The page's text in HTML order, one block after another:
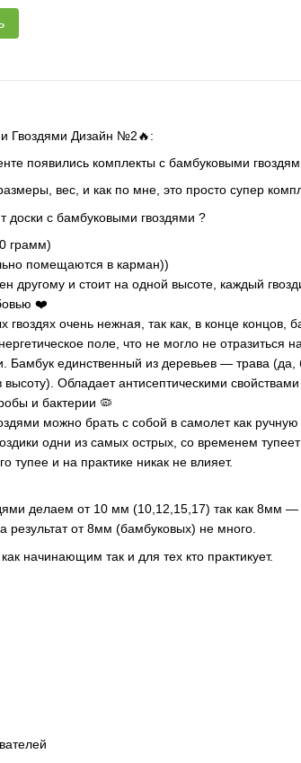
Гвоздями Дизайн №2🔥:
появились комплекты с бамбуковыми
вес, и как по мне, это просто супер
доски с бамбуковыми гвоздями ?
грамм)
помещаются в карман))
другому и стоит на одной высоте, каждый
❤️
гвоздях очень нежная, так как, в конце концов,
поле, что не могло не отразиться
Бамбук единственный из деревьев — трава (да,
высоту). Обладает антисептическими
и бактерии 🦠
можно брать с собой в самолет как ручную
одни из самых острых, со временем
тупее и на практике никак не влияет.
делаем от 10 мм (10,12,15,17) так как 8мм —
результат от 8мм (бамбуковых) не много.
начинающим так и для тех кто практикует.